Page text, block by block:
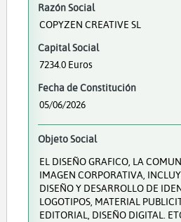
Razón Social
COPYZEN CREATIVE SL
Capital Social
7234.0 Euros
Fecha de Constitución
05/06/2026
Objeto Social
EL DISEÑO GRAFICO, LA
IMAGEN CORPORATIVA,
DISEÑO Y DESARROLLO DE
LOGOTIPOS, MATERIAL
EDITORIAL, DISEÑO DIGITAL.